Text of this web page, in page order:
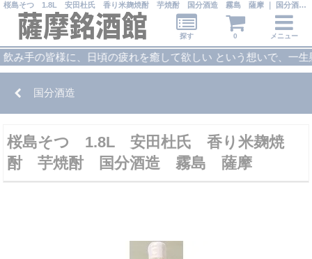
皆様に、日頃の疲れを癒して欲しい という想いで、一生懸
国分酒造
桜島そつ 1.8L 安田杜氏 香り米麹焼
酎 芋焼酎 国分酒造 霧島 薩摩
桜島そつ 1.8L 安田杜氏 香り米麹焼酎 芋焼酎 国分酒造 霧島 薩摩 ｜ 国分酒造 ｜薩摩銘酒館
探す 0 メニュー